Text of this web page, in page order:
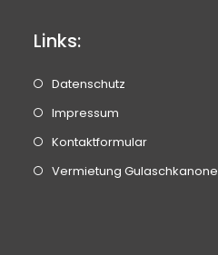
Links:
Datenschutz
Impressum
Kontaktformular
Vermietung Gulaschkanone